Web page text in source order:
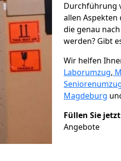
Durchführung
allen Aspekten
die genau
werden? Gibt
Wir helfen
Laborumzug,
Magdeburg
Füllen Sie
Angebote